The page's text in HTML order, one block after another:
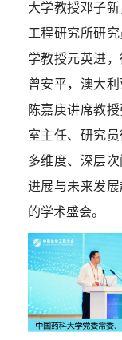
大学教授邓子
工程研究所研
学教授元英进
曾安平，澳大
陈嘉庚讲席教
室主任、研究
多维度、深层
进展与未来发
的学术盛会。